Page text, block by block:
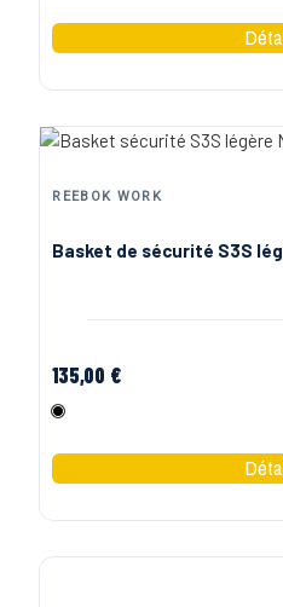
REEBOK WORK
Basket de sécurité S3S
135,00 €
Noir